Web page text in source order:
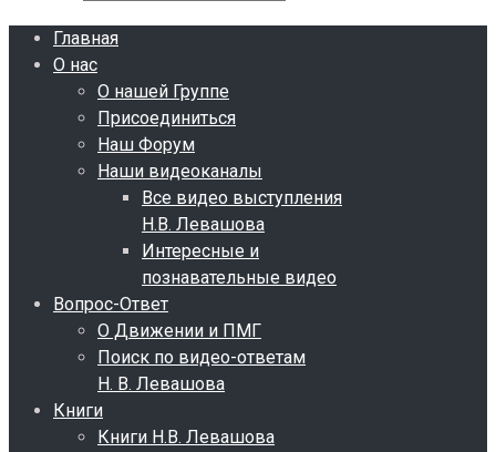
Главная
О нас
О нашей Группе
Присоединиться
Наш Форум
Наши видеоканалы
Все видео выступления
Н.В. Левашова
Интересные и
познавательные видео
Вопрос-Ответ
О Движении и ПМГ
Поиск по видео-ответам
Н. В. Левашова
Книги
Книги Н.В. Левашова